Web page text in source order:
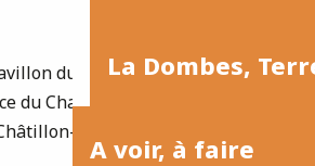
La Dombes,
A voir, à faire
du Tourisme
du Champ de Foire
sur-Chalaronne